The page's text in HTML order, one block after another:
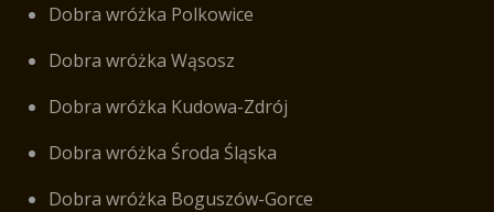
Dobra wróżka Polkowice
Dobra wróżka Wąsosz
Dobra wróżka Kudowa-Zdrój
Dobra wróżka Środa Śląska
Dobra wróżka Boguszów-Gorce